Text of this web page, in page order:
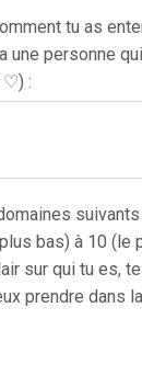
tu as
une personne
♡) :
bas) à 10 (le
sur qui tu es,
prendre dans